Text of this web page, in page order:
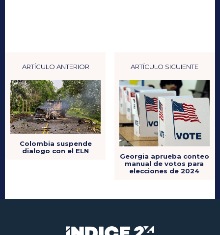
ARTÍCULO ANTERIOR
Colombia suspende
dialogo con el ELN
ARTÍCULO SIGUIENTE
Georgia aprueba conteo
manual de votos para
elecciones de 2024